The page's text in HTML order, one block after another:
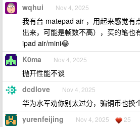
wqhui Nov 4, 2025
我有台 matepad air ，用起来感觉有
出来，可能是帧数不高），买的笔也
ipad air/mini😂
K0ma Nov 4, 2025
抛开性能不谈
dcdlove Nov 4, 2025
华为水军劝你别太过分，骗铜币也换
yurenfeijing Nov 4, 2025 25